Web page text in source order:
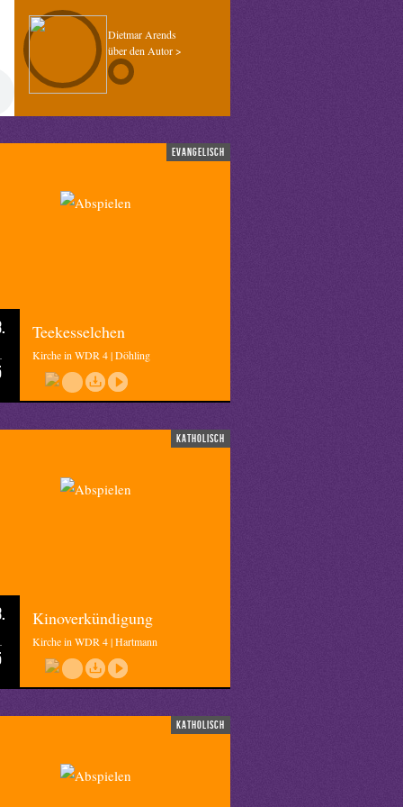
Dietmar Arends
über den Autor >
evangelisch
Teekesselchen
Kirche in WDR 4 | Döhling
katholisch
Kinoverkündigung
Kirche in WDR 4 | Hartmann
katholisch